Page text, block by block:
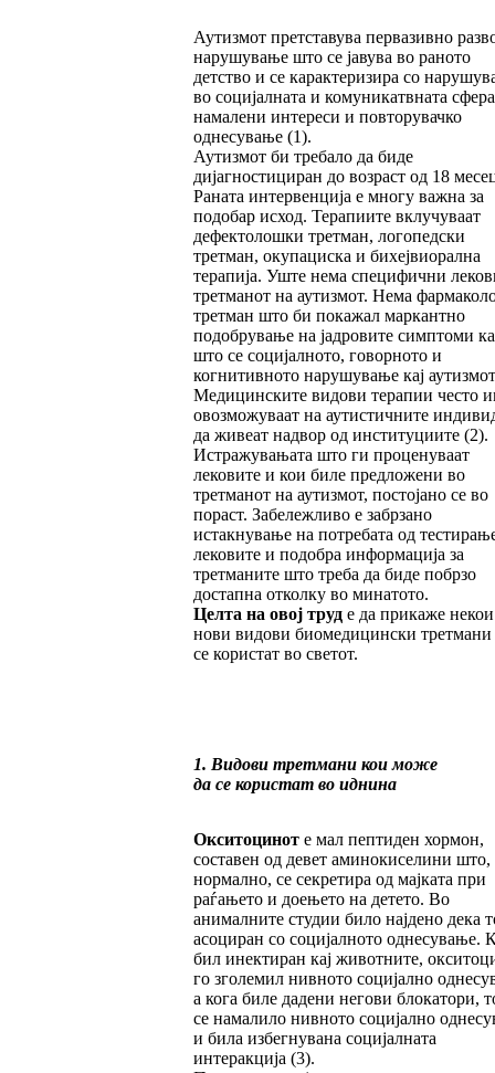
Аутизмот претставува первазивно
нарушување што се јавува во раното
детство и се карактеризира со
во социјалната и комуникатвната
намалени интереси и повторувачко
однесување (1).
Аутизмот би требало да биде
дијагностициран до возраст од 18
Раната интервенција е многу важна за
подобар исход. Терапиите вклучуваат
дефектолошки третман, логопедски
третман, окупациска и бихејвиорална
терапија. Уште нема специфични
третманот на аутизмот. Нема
третман што би покажал маркантно
подобрување на јадровите симптоми
што се социјалното, говорното и
когнитивното нарушување кај
Медицинските видови терапии често
овозможуваат на аутистичните
да живеат надвор од институциите (2).
Истражувањата што ги проценуваат
лековите и кои биле предложени во
третманот на аутизмот, постојано се во
пораст. Забележливо е забрзано
истакнување на потребата од
лековите и подобра информација за
третманите што треба да биде побрзо
достапна отколку во минатото.
Целта на овој труде да прикаже некои
нови видови биомедицински
се користат во светот.
1. Видови третмани кои може
да се користат во иднина
Окситоциноте мал пептиден хормон,
составен од девет аминокиселини што,
нормално, се секретира од мајката при
раѓањето и доењето на детето. Во
анималните студии било најдено дека
асоциран со социјалното однесување.
бил инектиран кај животните,
го зголемил нивното социјално
а кога биле дадени негови блокатори,
се намалило нивното социјално
и била избегнувана социјалната
интеракција (3).